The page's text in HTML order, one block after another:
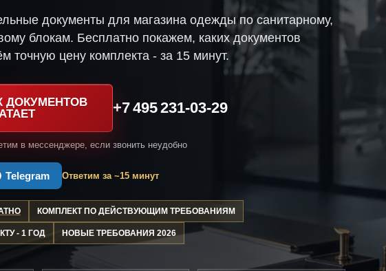
документы для магазина одежды по санитарному,
блокам. Бесплатно покажем, каких документов
точную цену комплекта - за 15 минут.
ДОКУМЕНТОВ
+7 495 231-03-29
в мессенджере, если звонить неудобно
Telegram Ответим за ~15 минут
КОМПЛЕКТ ПО ДЕЙСТВУЮЩИМ ТРЕБОВАНИЯМ
- 1 ГОД НОВЫЕ ТРЕБОВАНИЯ 2026